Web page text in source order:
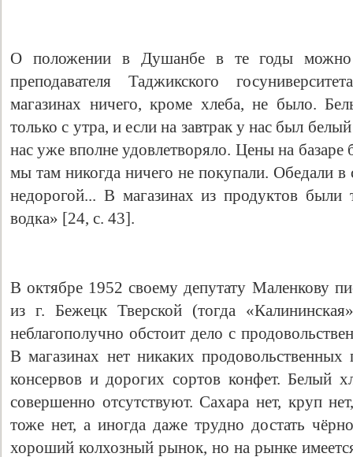
О положении в Душанбе в те годы можно
преподавателя Таджикского
магазинах ничего, кроме хлеба, не было.
только с утра, и если на завтрак у нас был
нас уже вполне удовлетворяло. Цены на
мы там никогда ничего не покупали. Обедали
недорогой... В магазинах из продуктов были
водка» [24, c. 43].
В октябре 1952 своему депутату Маленкову
из г. Бежецк Тверской (тогда
неблагополучно обстоит дело с
В магазинах нет никаких
консервов и дорогих сортов конфет. Белый
совершенно отсутствуют. Сахара нет, круп
тоже нет, а иногда даже трудно достать
хороший колхозный рынок, но на рынке